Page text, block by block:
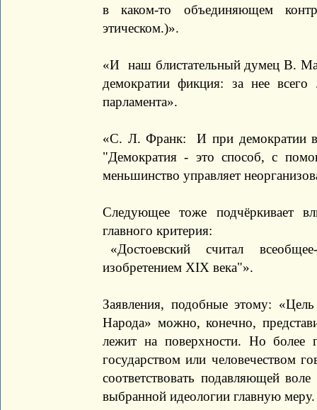
в каком-то объединяющем
этическом.)».
«И наш блистательный думец В.
демократии фикция: за нее
парламента».
«С. Л. Франк: И при демократии
"Демократия - это способ, с
меньшинство управляет
Следующее тоже подчёркивает
главного критерия:
«Достоевский считал
изобретением XIX века"».
Заявления, подобные этому:
Народа» можно, конечно,
лежит на поверхности. Но более
государством или человечеством
соответствовать подавляющей
выбранной идеологии главную меру.